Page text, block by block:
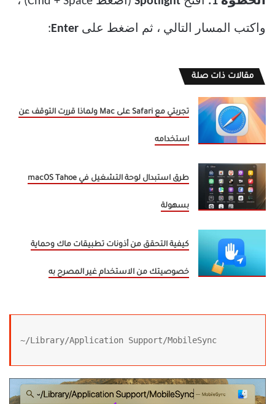
واكتب المسار التالي ، ثم اضغط على Enter
:
مقالات ذات صلة
تجربتي مع Safari على Mac ولماذا قررت التوقف عن
استخدامه
طرق استبدال لوحة التشغيل في macOS Tahoe
بسهولة
كيفية التحقق من أذونات تطبيقات ماك وحماية
خصوصيتك من الاستخدام غير المصرح به
~/Library/Application Support/MobileSync